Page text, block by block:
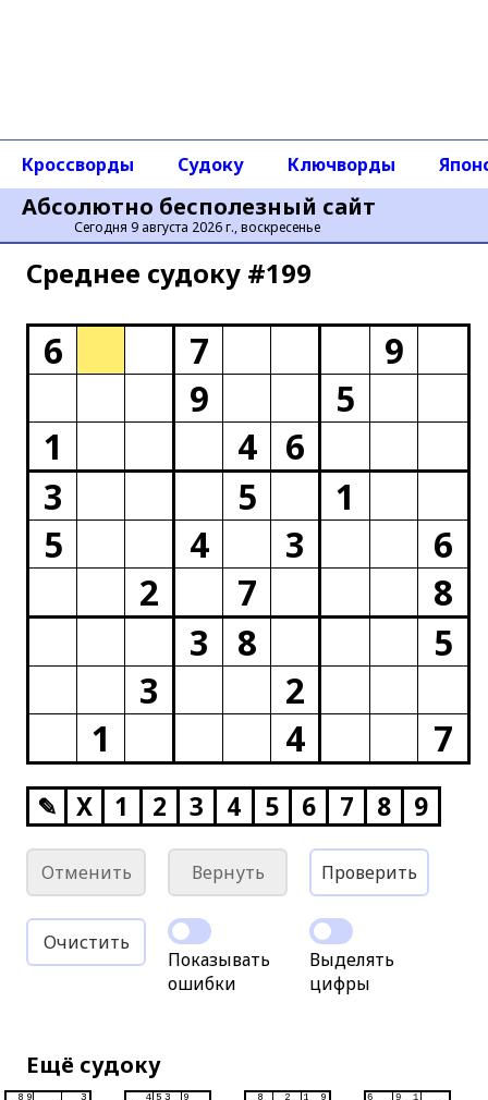
Абсолютно бесполезный сайт
Сегодня 9 августа 2026 г., воскресенье
Кроссворды Судоку Ключворды
Среднее cудоку #199
6 7
9
9
5
1
4
6
3
5
1
5
4 3
6
2
7
8
3
8
5
3
2
1
4 7
✎ X 1 2 3 4 5 6 7 8 9
Отменить Вернуть Проверить
Очистить
Показывать
ошибки
Выделять
цифры
Ещё судоку